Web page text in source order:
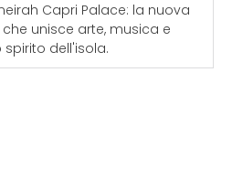
Capri Palace: la nuova
unisce arte, musica e
dell'isola.